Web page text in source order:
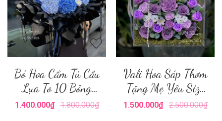
Bó Hoa Cẩm Tú Cầu
Lụa To 10 Bông
Tone Xanh
1.400.000₫ 1.800.000₫
Vali Hoa Sáp Thơm
Tặng Mẹ Yêu Size
Lớn
1.500.000₫ 2.500.000₫